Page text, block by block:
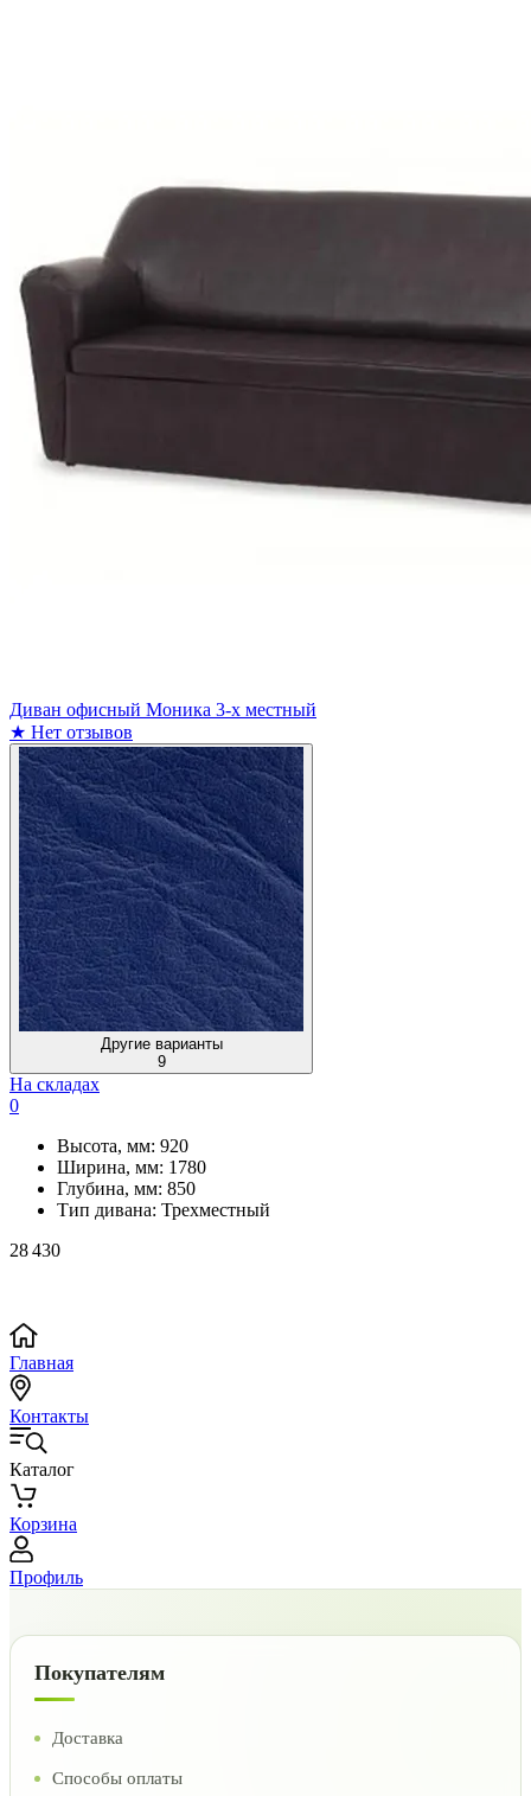
Диван офисный Моника 3-х местный
★ Нет отзывов
Другие варианты
9
На складах
0
Высота, мм: 920
Ширина, мм: 1780
Глубина, мм: 850
Тип дивана: Трехместный
28 430
Главная
Контакты
Каталог
Корзина
Профиль
Покупателям
Доставка
Способы оплаты